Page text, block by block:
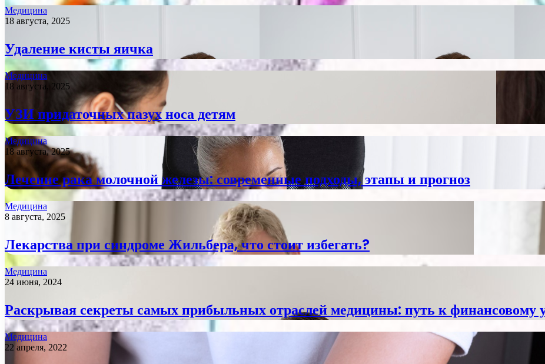
Медицина
18 августа, 2025
Удаление кисты яичка
Медицина
18 августа, 2025
УЗИ придаточных пазух носа детям
Медицина
18 августа, 2025
Лечение рака молочной железы: современные подходы, этапы и прогноз
Медицина
8 августа, 2025
Лекарства при синдроме Жильбера, что стоит избегать?
Медицина
24 июня, 2024
Раскрывая секреты самых прибыльных отраслей медицины: путь к финансовому
Медицина
22 апреля, 2022